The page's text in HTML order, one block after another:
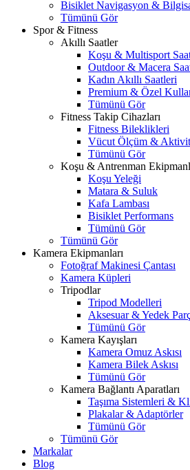
Bisiklet Navigasyon &
Tümünü Gör
Spor & Fitness
Akıllı Saatler
Koşu & Multisport
Outdoor & Macera
Kadın Akıllı Saatleri
Premium & Özel
Tümünü Gör
Fitness Takip Cihazları
Fitness Bileklikleri
Vücut Ölçüm &
Tümünü Gör
Koşu & Antrenman
Koşu Yeleği
Matara & Suluk
Kafa Lambası
Bisiklet Performans
Tümünü Gör
Tümünü Gör
Kamera Ekipmanları
Fotoğraf Makinesi Çantası
Kamera Küpleri
Tripodlar
Tripod Modelleri
Aksesuar & Yedek
Tümünü Gör
Kamera Kayışları
Kamera Omuz Askısı
Kamera Bilek Askısı
Tümünü Gör
Kamera Bağlantı Aparatları
Taşıma Sistemleri &
Plakalar & Adaptörler
Tümünü Gör
Tümünü Gör
Markalar
Blog